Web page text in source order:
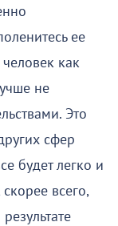
ее
как
не
Это
сфер
будет легко и
всего,